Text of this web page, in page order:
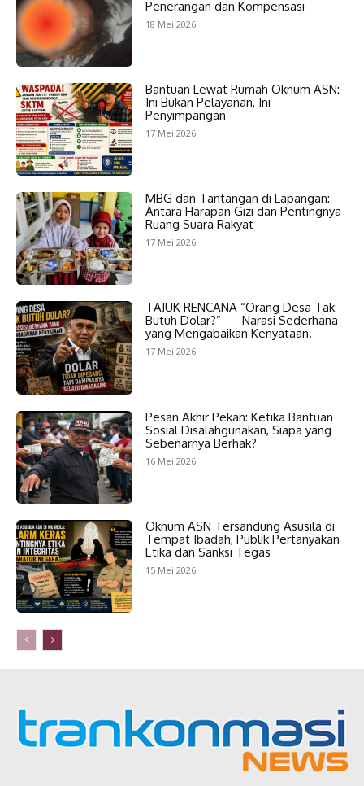
Penerangan dan Kompensasi
18 Mei 2026
Bantuan Lewat Rumah Oknum ASN:
Ini Bukan Pelayanan, Ini
Penyimpangan
17 Mei 2026
MBG dan Tantangan di Lapangan:
Antara Harapan Gizi dan Pentingnya
Ruang Suara Rakyat
17 Mei 2026
TAJUK RENCANA “Orang Desa Tak
Butuh Dolar?” — Narasi Sederhana
yang Mengabaikan Kenyataan.
17 Mei 2026
Pesan Akhir Pekan: Ketika Bantuan
Sosial Disalahgunakan, Siapa yang
Sebenarnya Berhak?
16 Mei 2026
Oknum ASN Tersandung Asusila di
Tempat Ibadah, Publik Pertanyakan
Etika dan Sanksi Tegas
15 Mei 2026